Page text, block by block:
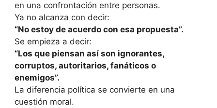
en una confrontación entre personas.
Ya no alcanza con decir:
“No estoy de acuerdo con esa propuesta”.
Se empieza a decir:
“Los que piensan así son ignorantes,
corruptos, autoritarios, fanáticos o
enemigos”.
La diferencia política se convierte en una
cuestión moral.